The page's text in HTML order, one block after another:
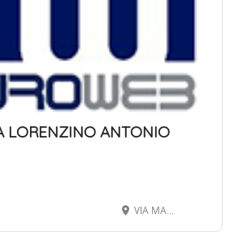
LORENZINO ANTONIO
VIA MARCONI GUGLIELMO 19, 24068 SERIATE BG